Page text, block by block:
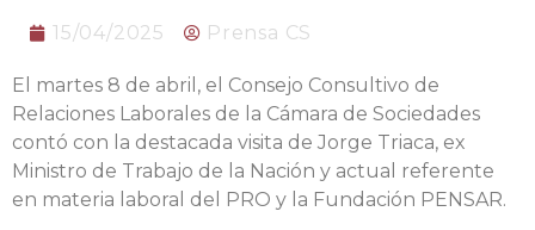
15/04/2025 Prensa CS
El martes 8 de abril, el Consejo Consultivo de
Relaciones Laborales de la Cámara de Sociedades
contó con la destacada visita de Jorge Triaca, ex
Ministro de Trabajo de la Nación y actual referente
en materia laboral del PRO y la Fundación PENSAR.